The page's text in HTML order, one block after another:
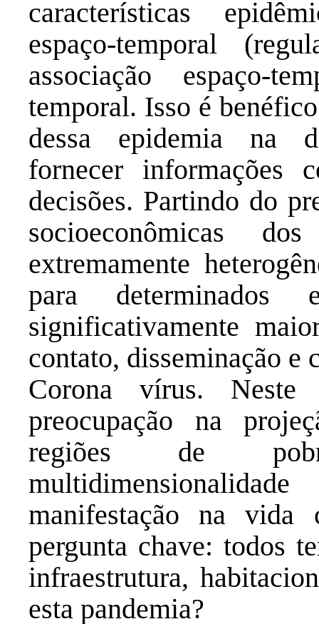
características
espaço-temporal
associação espaço-
temporal. Isso é
dessa epidemia na
fornecer informações
decisões. Partindo do
socioeconômicas
extremamente
para determinados
significativamente
contato, disseminação e
Corona vírus. Neste
preocupação na
regiões de
manifestação na vida
pergunta chave: todos
infraestrutura,
esta pandemia?